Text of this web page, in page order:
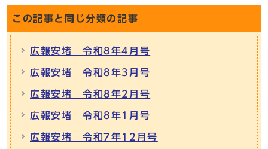
この記事と同じ分類の記事
広報安堵 令和8年4月号
広報安堵 令和8年3月号
広報安堵 令和8年2月号
広報安堵 令和8年1月号
広報安堵 令和7年12月号